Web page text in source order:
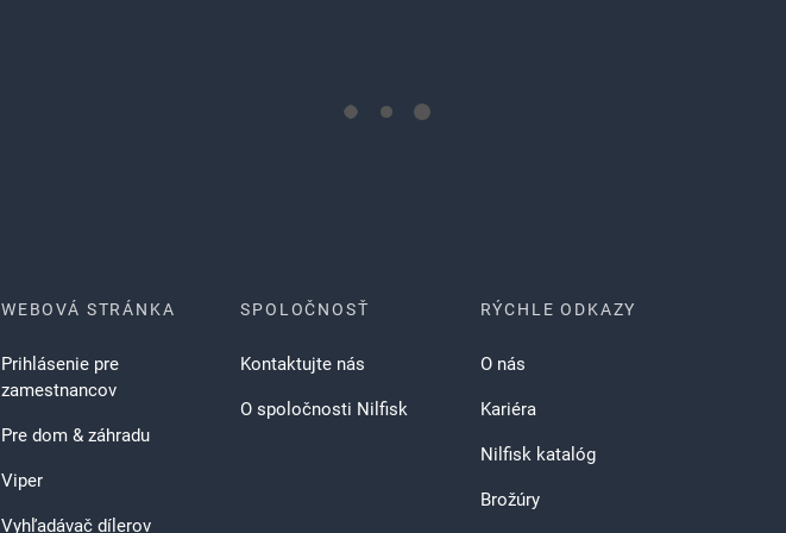
WEBOVÁ STRÁNKA
Prihlásenie pre
zamestnancov
Pre dom & záhradu
Viper
Vyhľadávač dílerov
SPOLOČNOSŤ
Kontaktujte nás
O spoločnosti Nilfisk
RÝCHLE ODKAZY
O nás
Kariéra
Nilfisk katalóg
Brožúry